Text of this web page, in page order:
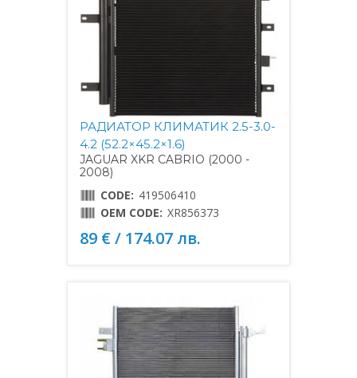
РАДИАТОР КЛИМАТИК 2.5-3.0-
4.2 (52.2×45.2×1.6)
JAGUAR XKR CABRIO (2000 -
2008)
CODE: 419506410
OEM CODE: XR856373
89 € / 174.07 лв.